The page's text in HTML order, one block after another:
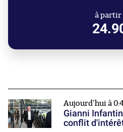
à partir
Aujourd'hui à
Gianni
conflit